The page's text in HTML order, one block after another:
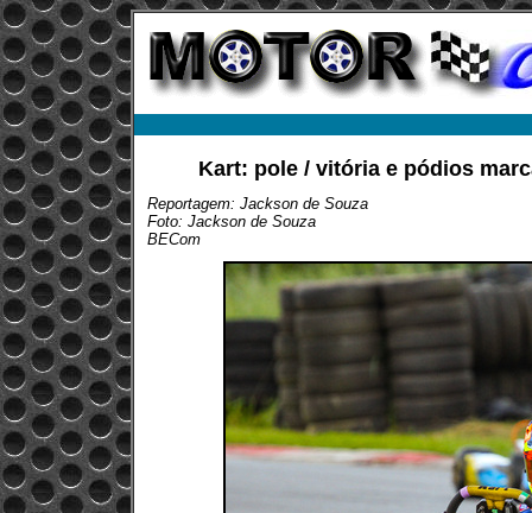
Kart: pole / vitória e pódios
Reportagem: Jackson de Souza
Foto: Jackson de Souza
BECom